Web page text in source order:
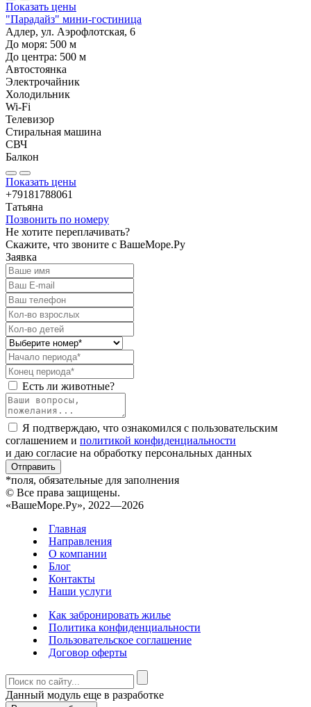
Показать цены
"Парадайз" мини-гостиница
Адлер, ул. Аэрофлотская, 6
До моря: 500 м
До центра: 500 м
Автостоянка
Электрочайник
Холодильник
Wi-Fi
Телевизор
Стиральная машина
СВЧ
Балкон
Показать цены
+79181788061
Татьяна
Позвонить по номеру
Не хотите переплачивать?
Скажите, что звоните с ВашеМоре.Ру
Заявка
Есть ли животные?
Я подтверждаю, что ознакомился с пользовательским
соглашением и политикой конфиденциальности
и даю согласие на обработку персональных данных
Отправить
*поля, обязательные для заполнения
© Все права защищены.
«ВашеМоре.Ру», 2022—2026
Главная
Направления
О компании
Блог
Контакты
Наши услуги
Как забронировать жилье
Политика конфиденциальности
Пользовательское соглашение
Договор оферты
Данный модуль еще в разработке